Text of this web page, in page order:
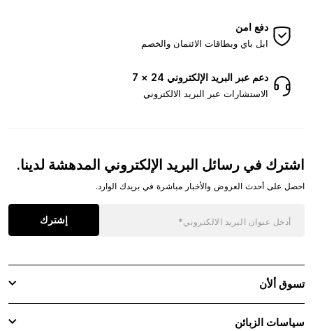
دفع امن
ابل باي وبطاقات الائتمان والخصم
دعم عبر البريد الإلكتروني 24 × 7
الاستشارات عبر البريد الالكتروني
اشترك في رسائل البريد الإلكتروني المدهشة لدينا.
احصل على أحدث العروض والأخبار مباشرة في بريدك الوارد.
إشترك
تسوق ألأن
سياسات الزبائن